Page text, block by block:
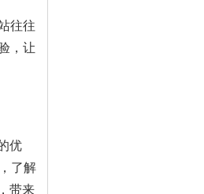
往往
，让
优
了解
带来